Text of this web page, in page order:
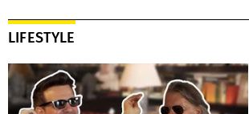
LIFESTYLE